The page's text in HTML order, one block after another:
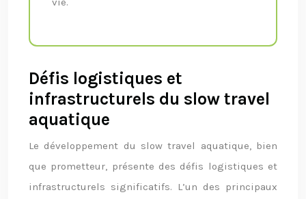
Défis logistiques et
infrastructurels du slow travel
aquatique
Le développement du slow travel aquatique, bien
que prometteur, présente des défis logistiques et
infrastructurels significatifs. L’un des principaux